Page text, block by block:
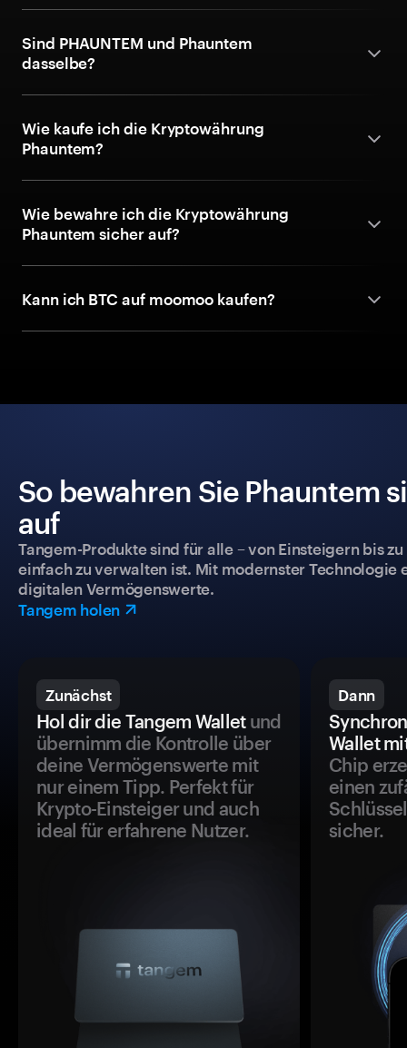
Sind PHAUNTEM und Phauntem
dasselbe?
Wie kaufe ich die Kryptowährung
Phauntem?
Wie bewahre ich die Kryptowährung
Phauntem sicher auf?
Kann ich BTC auf moomoo kaufen?
So bewahren Sie Phauntem
auf
Tangem-Produkte sind für alle – von Einsteigern bis
einfach zu verwalten ist. Mit modernster
digitalen Vermögenswerte.
Tangem holen
Zunächst
Hol dir die Tangem Walletund
übernimm die Kontrolle über
deine Vermögenswerte mit
nur einem Tipp. Perfekt für
Krypto-Einsteiger und auch
ideal für erfahrene Nutzer.
Dann
Wallet
Chip
einen
sicher.